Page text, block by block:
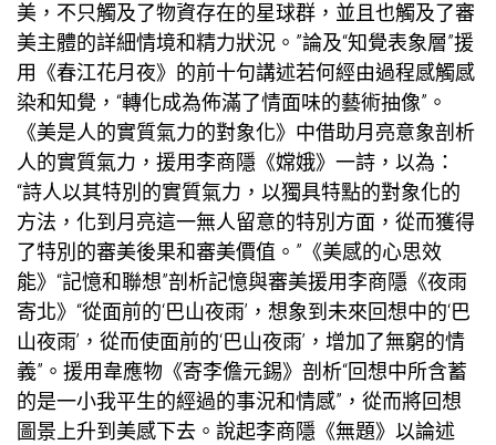
美，不只觸及了物資存在的星球群，並且也觸及了審
美主體的詳細情境和精力狀況。”論及“知覺表象層”援
用《春江花月夜》的前十句講述若何經由過程感觸感
染和知覺，“轉化成為佈滿了情面味的藝術抽像”。
《美是人的實質氣力的對象化》中借助月亮意象剖析
人的實質氣力，援用李商隱《嫦娥》一詩，以為：
“詩人以其特別的實質氣力，以獨具特點的對象化的
方法，化到月亮這一無人留意的特別方面，從而獲得
了特別的審美後果和審美價值。”《美感的心思效
能》“記憶和聯想”剖析記憶與審美援用李商隱《夜雨
寄北》“從面前的‘巴山夜雨’，想象到未來回想中的‘巴
山夜雨’，從而使面前的‘巴山夜雨’，增加了無窮的情
義”。援用韋應物《寄李儋元錫》剖析“回想中所含蓄
的是一小我平生的經過的事況和情感”，從而將回想
圖景上升到美感下去。說起李商隱《無題》以論述